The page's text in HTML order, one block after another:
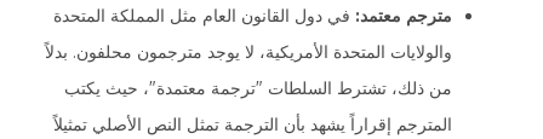
مترجم معتمد: في دول القانون العام مثل المملكة المتحدة
والولايات المتحدة الأمريكية، لا يوجد مترجمون محلفون. بدلاً
من ذلك، تشترط السلطات "ترجمة معتمدة"، حيث يكتب
المترجم إقراراً يشهد بأن الترجمة تمثل النص الأصلي تمثيلاً